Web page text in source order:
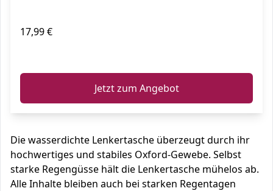
17,99 €
Jetzt zum Angebot
Die wasserdichte Lenkertasche überzeugt durch ihr
hochwertiges und stabiles Oxford-Gewebe. Selbst
starke Regengüsse hält die Lenkertasche mühelos ab.
Alle Inhalte bleiben auch bei starken Regentagen